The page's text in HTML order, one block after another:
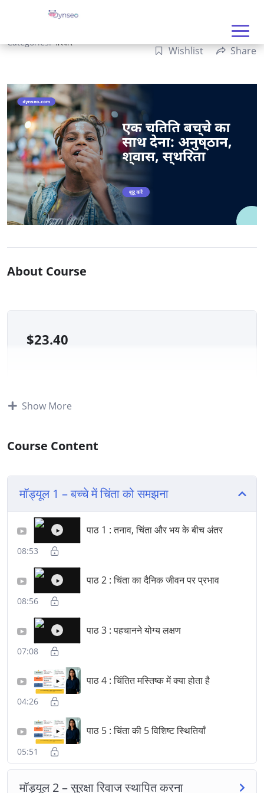
Categories:परिवार
Wishlist Share
About Course
$23.40
21 मई 2026 Last Updated
A course by
D
चिंतित बच्चे का साथ देना:
अनुष्ठान, श्वास, स्थिरता
रोज़मर्रा की चिंता को शांत करने के लिए ठोस उपकरण
प्रभावी अनुष्ठान, श्वास और स्थिरता
लक्षित दर्शक
चिंतित बच्चों के माता-पिता, दादा-दादी, परिवार के सहायक और
करीबी लोग जो चिंता के तंत्र को समझना चाहते हैं और अपने
हासिल करना चाहते हैं।
Show More
Course Content
मॉड्यूल 1 – बच्चे में चिंता को समझना
▶ पाठ 1 : तनाव, चिंता और भय के बीच अंतर
08:53
▶ पाठ 2 : चिंता का दैनिक जीवन पर प्रभाव
08:56
▶ पाठ 3 : पहचानने योग्य लक्षण
07:08
▶ पाठ 4 : चिंतित मस्तिष्क में क्या होता है
04:26
▶ पाठ 5 : चिंता की 5 विशिष्ट स्थितियाँ
05:51
मॉड्यूल 2 – सुरक्षा रिवाज स्थापित करना